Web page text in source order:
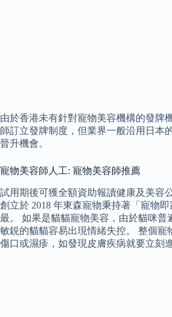
由於香港未有針對寵物美容機構的發牌
師訂立發牌制度，但業界一般沿用日本
晉升機會。
寵物美容師人工: 寵物美容師推薦
試用期後可獲全額資助報讀健康及美容
創立於 2018 年東森寵物秉持著「寵物
最。 如果是貓貓寵物美容，由於貓咪
敏鋭的貓貓容易出現情緒失控。 整個
傷口或濕疹，如發現皮膚疾病就要立刻